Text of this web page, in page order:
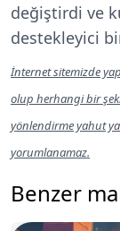
değiştirdi ve
destekleyici
İnternet sitemizde
olup herhangi bir
yönlendirme yahut
yorumlanamaz.
Benzer